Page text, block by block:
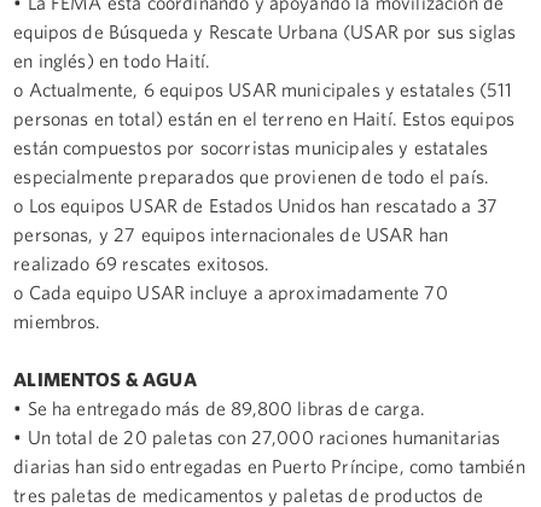
equipos de Búsqueda y Rescate Urbana (USAR por sus siglas
en inglés) en todo Haití.
o Actualmente, 6 equipos USAR municipales y estatales (511
personas en total) están en el terreno en Haití. Estos equipos
están compuestos por socorristas municipales y estatales
especialmente preparados que provienen de todo el país.
o Los equipos USAR de Estados Unidos han rescatado a 37
personas, y 27 equipos internacionales de USAR han
realizado 69 rescates exitosos.
o Cada equipo USAR incluye a aproximadamente 70
miembros.
ALIMENTOS & AGUA
• Se ha entregado más de 89,800 libras de carga.
• Un total de 20 paletas con 27,000 raciones humanitarias
diarias han sido entregadas en Puerto Príncipe, como también
tres paletas de medicamentos y paletas de productos de